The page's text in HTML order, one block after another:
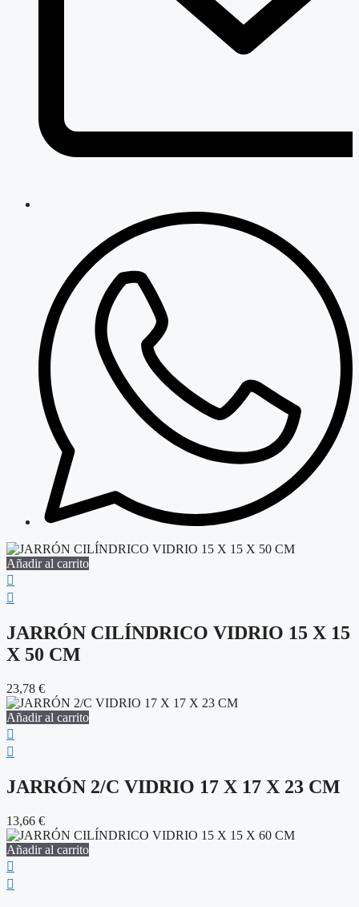
Añadir al carrito
JARRÓN CILÍNDRICO VIDRIO 15 X 15
X 50 CM
23,78 €
Añadir al carrito
JARRÓN 2/C VIDRIO 17 X 17 X 23 CM
13,66 €
Añadir al carrito